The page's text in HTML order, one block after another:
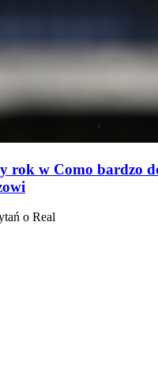
rok w Como bardzo
o Real